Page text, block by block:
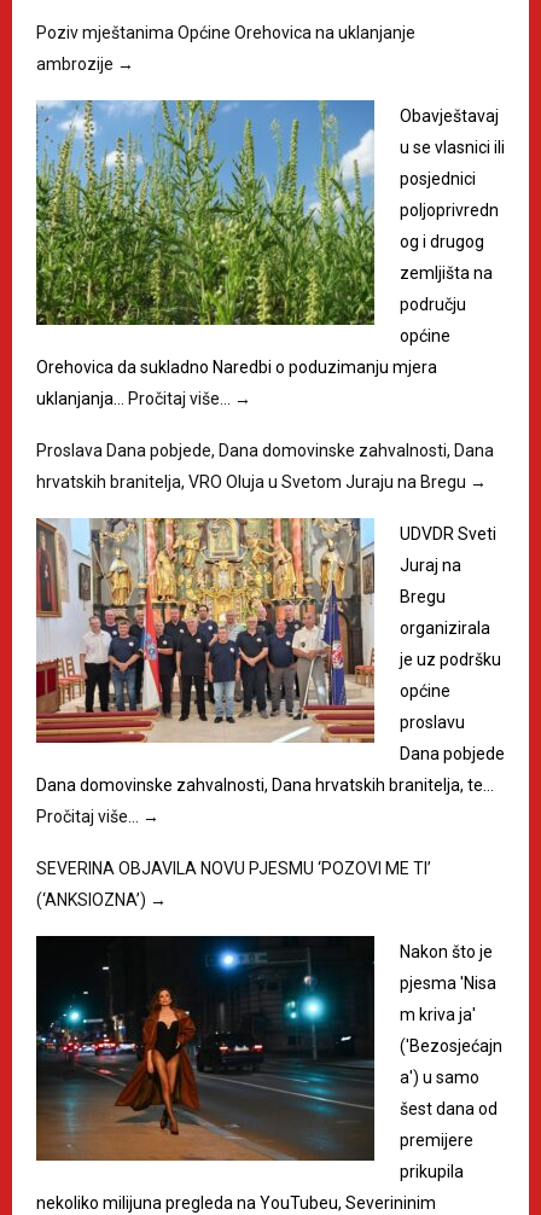
Poziv mještanima Općine Orehovica na uklanjanje
ambrozije →
Obavještavaj
u se vlasnici ili
posjednici
poljoprivredn
og i drugog
zemljišta na
području
općine
Orehovica da sukladno Naredbi o poduzimanju mjera
uklanjanja… Pročitaj više… →
Proslava Dana pobjede, Dana domovinske zahvalnosti, Dana
hrvatskih branitelja, VRO Oluja u Svetom Juraju na Bregu →
UDVDR Sveti
Juraj na
Bregu
organizirala
je uz podršku
općine
proslavu
Dana pobjede
Dana domovinske zahvalnosti, Dana hrvatskih branitelja, te…
Pročitaj više… →
SEVERINA OBJAVILA NOVU PJESMU ‘POZOVI ME TI’
(‘ANKSIOZNA’) →
Nakon što je
pjesma 'Nisa
m kriva ja'
('Bezosjećajn
a') u samo
šest dana od
premijere
prikupila
nekoliko milijuna pregleda na YouTubeu, Severininim